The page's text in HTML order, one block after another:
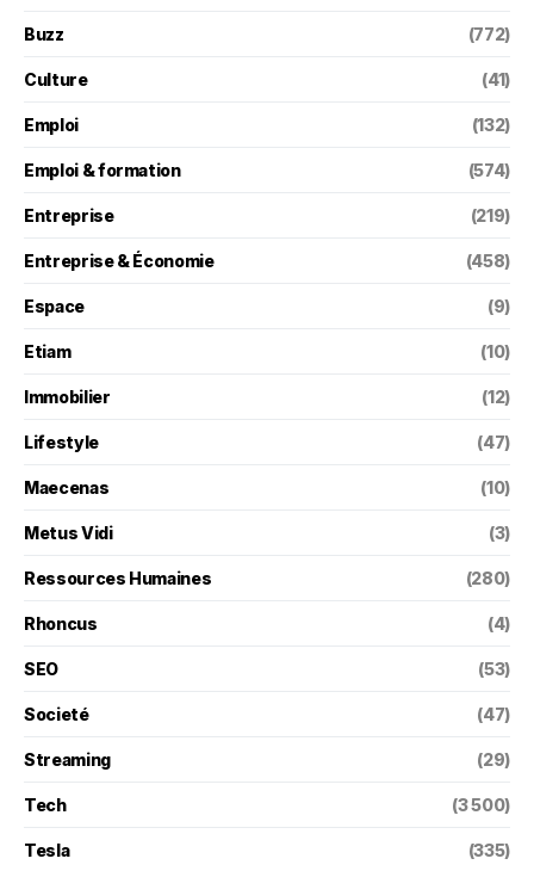
Buzz (772)
Culture (41)
Emploi (132)
Emploi & formation (574)
Entreprise (219)
Entreprise & Économie (458)
Espace (9)
Etiam (10)
Immobilier (12)
Lifestyle (47)
Maecenas (10)
Metus Vidi (3)
Ressources Humaines (280)
Rhoncus (4)
SEO (53)
Societé (47)
Streaming (29)
Tech (3 500)
Tesla (335)